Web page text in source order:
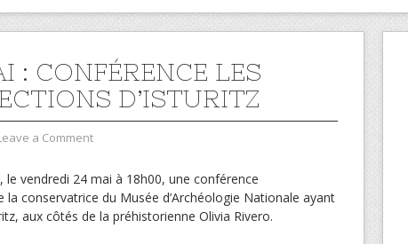
: CONFÉRENCE LES
D’ISTURITZ
a Comment
vendredi 24 mai à 18h00, une conférence
la conservatrice du Musée d’Archéologie Nationale ayant
aux côtés de la préhistorienne Olivia Rivero.